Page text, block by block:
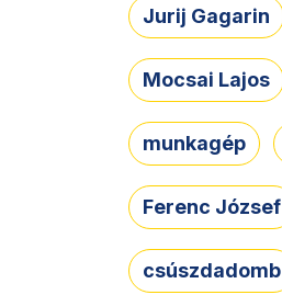
Jurij Gagarin
Mocsai Lajos
munkagép
Ferenc József
csúszdadomb